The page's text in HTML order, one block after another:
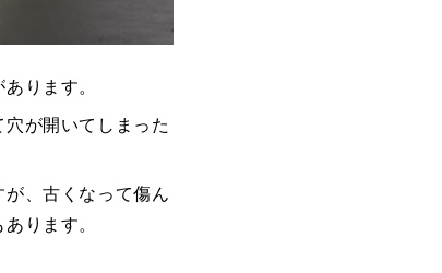
ります。
が開いてしまった
、古くなって傷ん
ります。